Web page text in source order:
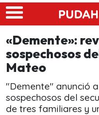
Skip to main content
«Demente»:
sospechosos
Mateo
"Demente" anunció
sospechosos del
de tres familiares y